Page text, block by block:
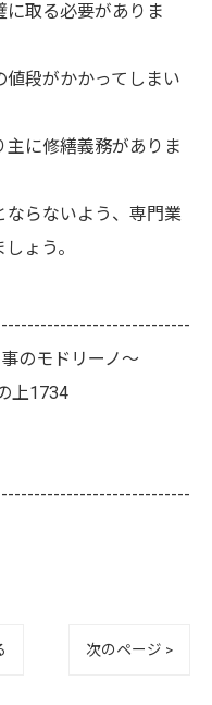
取る必要がありま
段がかかってしまい
主に修繕義務がありま
らないよう、専門業
ょう。
のモドリーノ～
上1734
次のページ >